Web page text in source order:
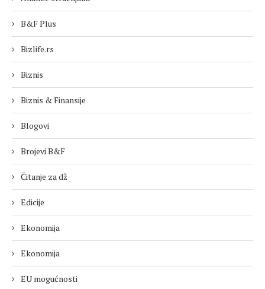
B&F Plus
Bizlife.rs
Biznis
Biznis & Finansije
Blogovi
Brojevi B&F
Čitanje za dž
Edicije
Ekonomija
Ekonomija
EU mogućnosti